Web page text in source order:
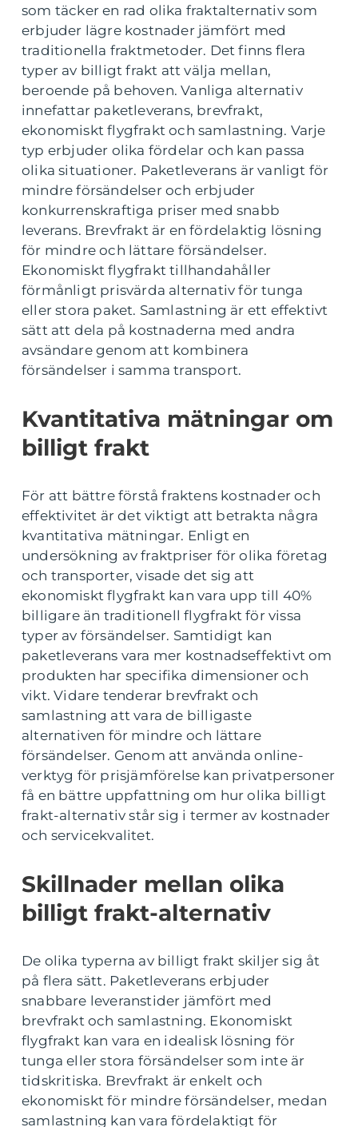
som täcker en rad olika fraktalternativ som
erbjuder lägre kostnader jämfört med
traditionella fraktmetoder. Det finns flera
typer av billigt frakt att välja mellan,
beroende på behoven. Vanliga alternativ
innefattar paketleverans, brevfrakt,
ekonomiskt flygfrakt och samlastning. Varje
typ erbjuder olika fördelar och kan passa
olika situationer. Paketleverans är vanligt för
mindre försändelser och erbjuder
konkurrenskraftiga priser med snabb
leverans. Brevfrakt är en fördelaktig lösning
för mindre och lättare försändelser.
Ekonomiskt flygfrakt tillhandahåller
förmånligt prisvärda alternativ för tunga
eller stora paket. Samlastning är ett effektivt
sätt att dela på kostnaderna med andra
avsändare genom att kombinera
försändelser i samma transport.
Kvantitativa mätningar om
billigt frakt
För att bättre förstå fraktens kostnader och
effektivitet är det viktigt att betrakta några
kvantitativa mätningar. Enligt en
undersökning av fraktpriser för olika företag
och transporter, visade det sig att
ekonomiskt flygfrakt kan vara upp till 40%
billigare än traditionell flygfrakt för vissa
typer av försändelser. Samtidigt kan
paketleverans vara mer kostnadseffektivt om
produkten har specifika dimensioner och
vikt. Vidare tenderar brevfrakt och
samlastning att vara de billigaste
alternativen för mindre och lättare
försändelser. Genom att använda online-
verktyg för prisjämförelse kan privatpersoner
få en bättre uppfattning om hur olika billigt
frakt-alternativ står sig i termer av kostnader
och servicekvalitet.
Skillnader mellan olika
billigt frakt-alternativ
De olika typerna av billigt frakt skiljer sig åt
på flera sätt. Paketleverans erbjuder
snabbare leveranstider jämfört med
brevfrakt och samlastning. Ekonomiskt
flygfrakt kan vara en idealisk lösning för
tunga eller stora försändelser som inte är
tidskritiska. Brevfrakt är enkelt och
ekonomiskt för mindre försändelser, medan
samlastning kan vara fördelaktigt för